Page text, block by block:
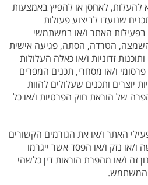
להעלות, לאחסן או להפיץ באמצעות
שנועדו לביצוע פעולות
בפעילות האתר ו/או במשתמשי
הטרדה, הסתה, פגיעה אישית
ותוכנות זדוניות ו/או כאלה העלולות
פרסומי ו/או מסחרי, תכנים המפרים
יוצרים ותכנים שעלולים להוות
של הוראת חוק הפרטיות ו/או כל
האתר ו/או את הגורמים הקשורים
ו/או נזק ו/או הפסד אשר ייגרמו
זה ו/או מהפרת הוראות דין כלשהי
המשתמש.